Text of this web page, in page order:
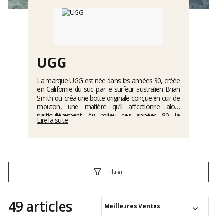
UGG
La marque UGG est née dans les années 80, créée
en Californie du sud par le surfeur australien Brian
Smith qui créa une botte originale conçue en cuir de
mouton, une matière qu’il affectionne alors
particulièrement. Au milieu des années 80, la
marque est déjà un incontournable de la beach
vêtement à la chaussure en passant par les
accessoires, avec toujours un mélange d’originalité,
de qualité et d’artisanat.
Lire la suite
Filtrer
49 articles Meilleures Ventes